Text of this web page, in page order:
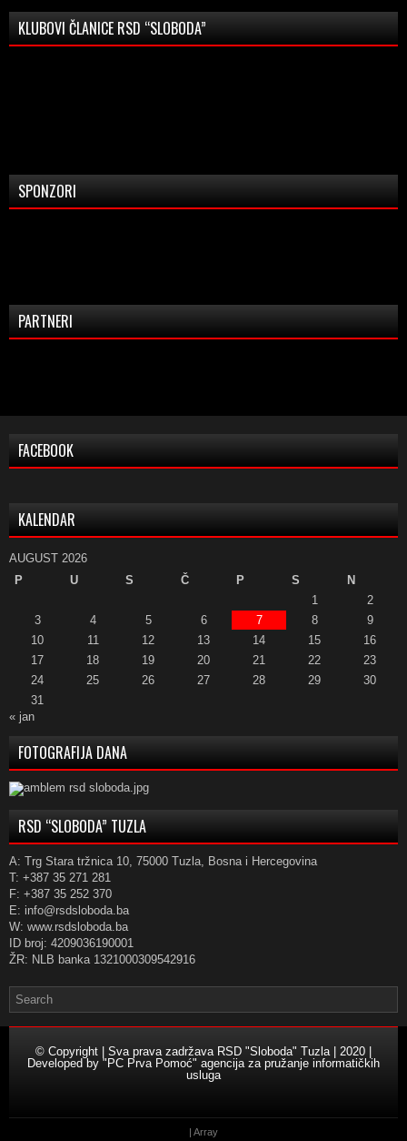
KLUBOVI ČLANICE RSD “SLOBODA”
SPONZORI
PARTNERI
FACEBOOK
KALENDAR
AUGUST 2026
P
U S Č P S
N
1
2
3
4 5 6 7 8
9
10
11 12 13 14 15
16
17
18 19 20 21 22
23
24
25 26 27 28 29
30
31
« jan
FOTOGRAFIJA DANA
RSD “SLOBODA” TUZLA
A: Trg Stara tržnica 10, 75000 Tuzla, Bosna i Hercegovina
T: +387 35 271 281
F: +387 35 252 370
E: info@rsdsloboda.ba
W: www.rsdsloboda.ba
ID broj: 4209036190001
ŽR: NLB banka 1321000309542916
© Copyright | Sva prava zadržava RSD "Sloboda" Tuzla | 2020 |
Developed by "PC Prva Pomoć" agencija za pružanje informatičkih
usluga
| Array